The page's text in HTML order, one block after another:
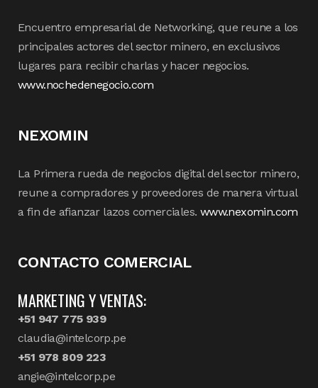
Encuentro empresarial de Networking, que reune a los
principales actores del sector minero, en exclusivos
lugares para recibir charlas y hacer negocios.
www.nochedenegocio.com
NEXOMIN
La Primera rueda de negocios digital del sector minero,
reune a compradores y proveedores de manera virtual
a fin de afianzar lazos comerciales. www.nexomin.com
CONTACTO COMERCIAL
MARKETING Y VENTAS:
+51 947 775 939
claudia@intelcorp.pe
+51 978 809 223
angie@intelcorp.pe